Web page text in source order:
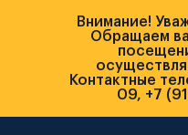
Внимание!
Обращаем
Контактные
09, +7